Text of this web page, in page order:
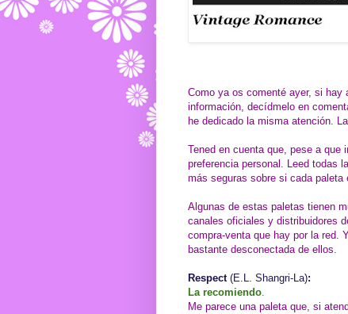
Como ya os comenté ayer, si hay
información, decídmelo en
he dedicado la misma atención.
Tened en cuenta que, pese a que
preferencia personal. Leed todas
más seguras sobre si cada paleta
Algunas de estas paletas tienen
canales oficiales y distribuidores
compra-venta que hay por la red.
bastante desconectada de ellos.
Respect (E.L. Shangri-La):
La recomiendo.
Me parece una paleta que, si